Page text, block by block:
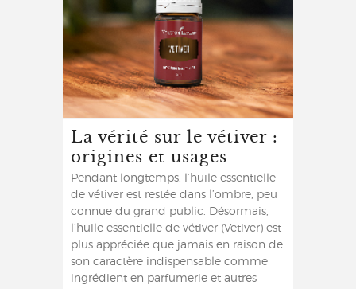
La vérité sur le vétiver :
origines et usages
Pendant longtemps, l’huile essentielle
de vétiver est restée dans l’ombre, peu
connue du grand public. Désormais,
l’huile essentielle de vétiver (Vetiver) est
plus appréciée que jamais en raison de
son caractère indispensable comme
ingrédient en parfumerie et autres